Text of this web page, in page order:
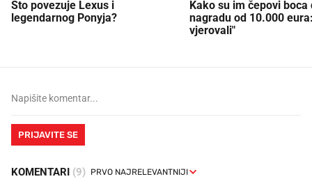
Što povezuje Lexus i
legendarnog Ponyja?
Kako su im čepovi boca
nagradu od 10.000
vjerovali"
PRIJAVITE SE
KOMENTARI (9)